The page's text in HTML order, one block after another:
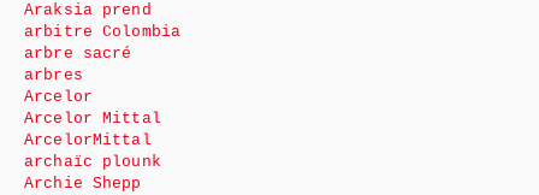
Araksia prend
arbitre Colombia
arbre sacré
arbres
Arcelor
Arcelor Mittal
ArcelorMittal
archaïc plounk
Archie Shepp